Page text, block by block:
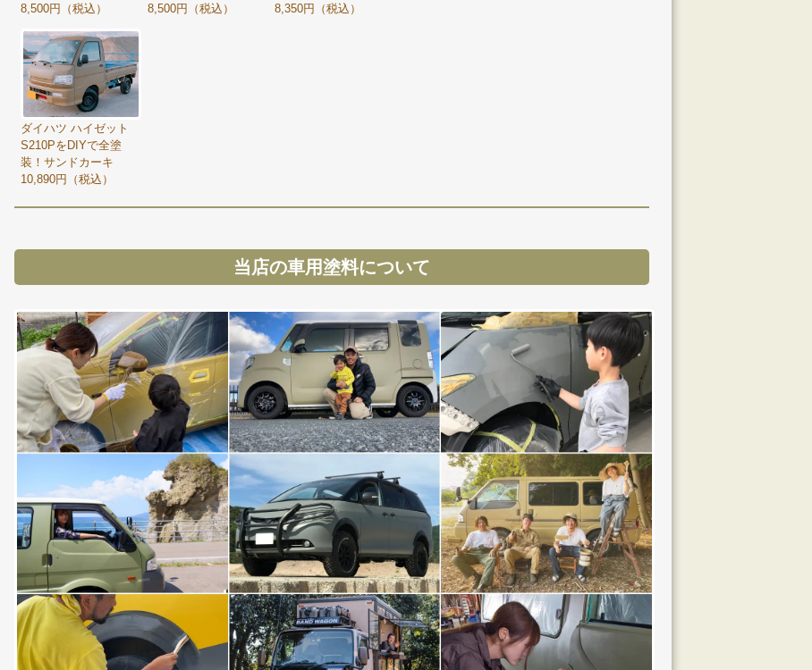
8,500円（税込）
8,500円（税込）
8,350円（税込）
ダイハツ ハイゼット
S210PをDIYで全塗
装！サンドカーキ
10,890円（税込）
当店の車用塗料について